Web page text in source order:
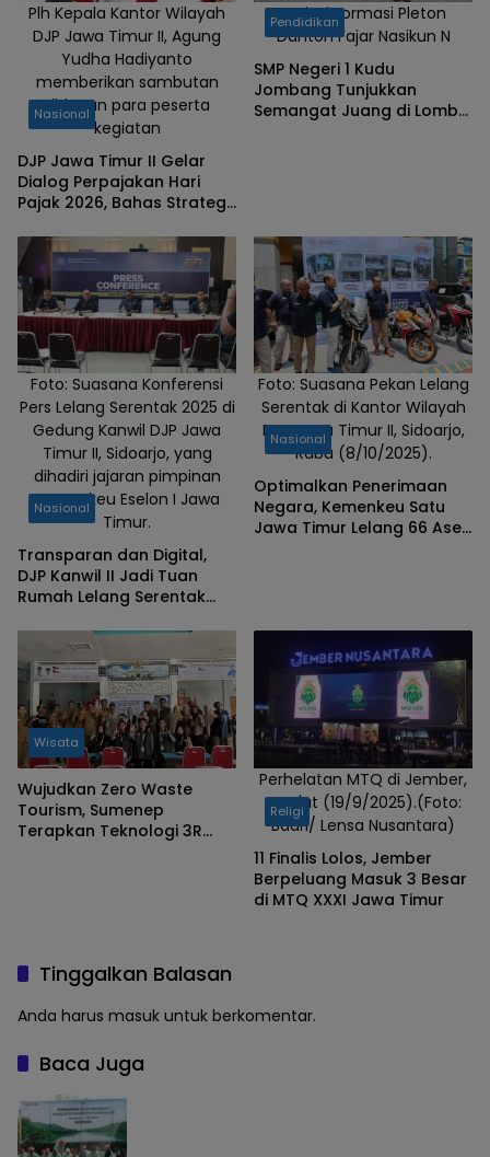
Plh Kepala Kantor Wilayah
DJP Jawa Timur II, Agung
Yudha Hadiyanto
memberikan sambutan
didepan para peserta
kegiatan
Nasional
DJP Jawa Timur II Gelar
Dialog Perpajakan Hari
Pajak 2026, Bahas Strategi
Variasi Formasi Pleton
Danton Fajar Nasikun N
Pendidikan
SMP Negeri 1 Kudu
Jombang Tunjukkan
Semangat Juang di Lomba
Foto: Suasana Konferensi
Pers Lelang Serentak 2025 di
Gedung Kanwil DJP Jawa
Timur II, Sidoarjo, yang
dihadiri jajaran pimpinan
Kemenkeu Eselon I Jawa
Timur.
Nasional
Transparan dan Digital,
DJP Kanwil II Jadi Tuan
Rumah Lelang Serentak
Waspada Penipuan
Foto: Suasana Pekan Lelang
Serentak di Kantor Wilayah
DJP Jawa Timur II, Sidoarjo,
Rabu (8/10/2025).
Nasional
Optimalkan Penerimaan
Negara, Kemenkeu Satu
Jawa Timur Lelang 66 Aset
Wisata
Wujudkan Zero Waste
Tourism, Sumenep
Terapkan Teknologi 3R
Perhelatan MTQ di Jember,
Jum'at (19/9/2025).(Foto:
Badri/ Lensa Nusantara)
Religi
11 Finalis Lolos, Jember
Berpeluang Masuk 3 Besar
di MTQ XXXI Jawa Timur
Tinggalkan Balasan
Anda harus masuk untuk berkomentar.
Baca Juga